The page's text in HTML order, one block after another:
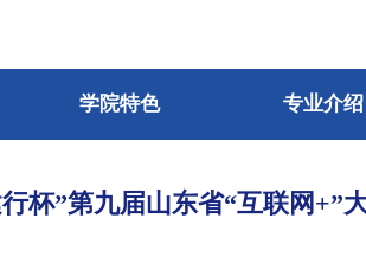
学院特色 专业介绍
杯”第九届山东省“互联网+”